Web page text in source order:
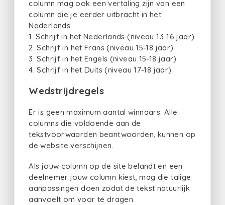
column mag ook een vertaling zijn van een
column die je eerder uitbracht in het
Nederlands.
1. Schrijf in het Nederlands (niveau 13-16 jaar)
2. Schrijf in het Frans (niveau 15-18 jaar)
3. Schrijf in het Engels (niveau 15-18 jaar)
4. Schrijf in het Duits (niveau 17-18 jaar)
Wedstrijdregels
Er is geen maximum aantal winnaars. Alle
columns die voldoende aan de
tekstvoorwaarden beantwoorden, kunnen op
de website verschijnen.
Als jouw column op de site belandt en een
deelnemer jouw column kiest, mag die talige
aanpassingen doen zodat de tekst natuurlijk
aanvoelt om voor te dragen.